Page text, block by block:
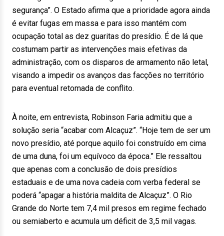
segurança”. O Estado afirma que a prioridade agora ainda
é evitar fugas em massa e para isso mantém com
ocupação total as dez guaritas do presídio. É de lá que
costumam partir as intervenções mais efetivas da
administração, com os disparos de armamento não letal,
visando a impedir os avanços das facções no território
para eventual retomada de conflito.
À noite, em entrevista, Robinson Faria admitiu que a
solução seria “acabar com Alcaçuz”. “Hoje tem de ser um
novo presídio, até porque aquilo foi construído em cima
de uma duna, foi um equívoco da época.” Ele ressaltou
que apenas com a conclusão de dois presídios
estaduais e de uma nova cadeia com verba federal se
poderá “apagar a história maldita de Alcaçuz”. O Rio
Grande do Norte tem 7,4 mil presos em regime fechado
ou semiaberto e acumula um déficit de 3,5 mil vagas.